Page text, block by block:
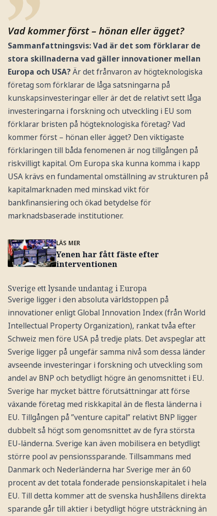
Vad kommer först – hönan eller ägget?
Sammanfattningsvis: Vad är det som förklarar de
stora skillnaderna vad gäller innovationer mellan
Europa och USA?Är det frånvaron av högteknologiska
företag som förklarar de låga satsningarna på
kunskapsinvesteringar eller är det de relativt sett låga
investeringarna i forskning och utveckling i EU som
förklarar bristen på högteknologiska företag? Vad
kommer först – hönan eller ägget? Den viktigaste
förklaringen till båda fenomenen är nog tillgången på
riskvilligt kapital. Om Europa ska kunna komma i kapp
USA krävs en fundamental omställning av strukturen på
kapitalmarknaden med minskad vikt för
bankfinansiering och ökad betydelse för
marknadsbaserade institutioner.
LÄS MER
Yenen har fått fäste efter
interventionen
Sverige ett lysande undantag i Europa
Sverige ligger i den absoluta världstoppen på
innovationer enligt Global Innovation Index (från World
Intellectual Property Organization), rankat tvåa efter
Schweiz men före USA på tredje plats. Det avspeglar att
Sverige ligger på ungefär samma nivå som dessa länder
avseende investeringar i forskning och utveckling som
andel av BNP och betydligt högre än genomsnittet i EU.
Sverige har mycket bättre förutsättningar att förse
växande företag med riskkapital än de flesta länderna i
EU. Tillgången på ”venture capital” relativt BNP ligger
dubbelt så högt som genomsnittet av de fyra största
EU-länderna. Sverige kan även mobilisera en betydligt
större pool av pensionssparande. Tillsammans med
Danmark och Nederländerna har Sverige mer än 60
procent av det totala fonderade pensionskapitalet i hela
EU. Till detta kommer att de svenska hushållens direkta
sparande går till aktier i betydligt högre utsträckning än